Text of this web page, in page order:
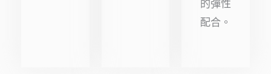
的彈性
配合。